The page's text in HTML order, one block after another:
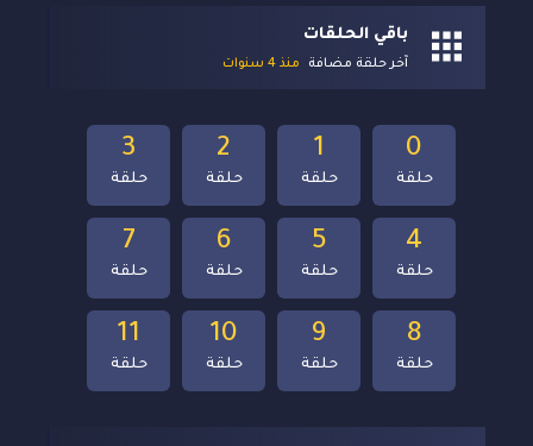
باقي الحلقات
آخر حلقة مضافة منذ 4 سنوات
11
حلقة
10
حلقة
9
حلقة
8
حلقة
7
حلقة
6
حلقة
5
حلقة
4
حلقة
3
حلقة
2
حلقة
1
حلقة
0
حلقة